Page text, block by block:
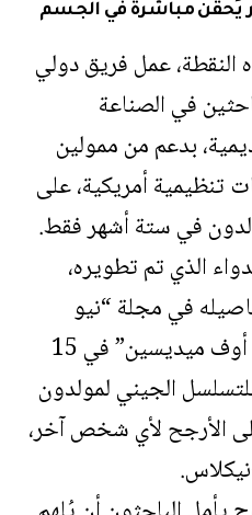
يُحقن مباشرة في الجسم
النقطة، عمل فريق دولي
في الصناعة
بدعم من ممولين
تنظيمية أمريكية، على
في ستة أشهر فقط.
الذي تم تطويره،
في مجلة “نيو
إنجلاند جورنال أوف ميديسين” في 15
الجيني لمولدون
الأرجح لأي شخص آخر،